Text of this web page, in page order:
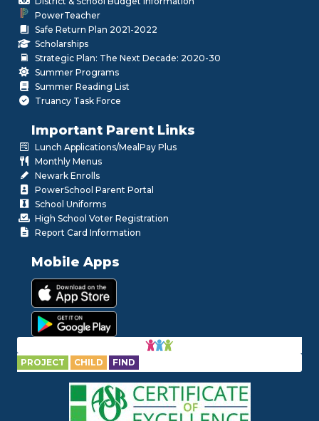
PowerTeacher
Safe Return Plan 2021-2022
Scholarships
Strategic Plan: The Next Decade: 2020-30
Summer Programs
Summer Reading List
Truancy Task Force
Important Parent Links
Lunch Applications/MealPay Plus
Monthly Menus
Newark Enrolls
PowerSchool Parent Portal
School Uniforms
High School Voter Registration
Report Card Information
Mobile Apps
PROJECT CHILD FIND